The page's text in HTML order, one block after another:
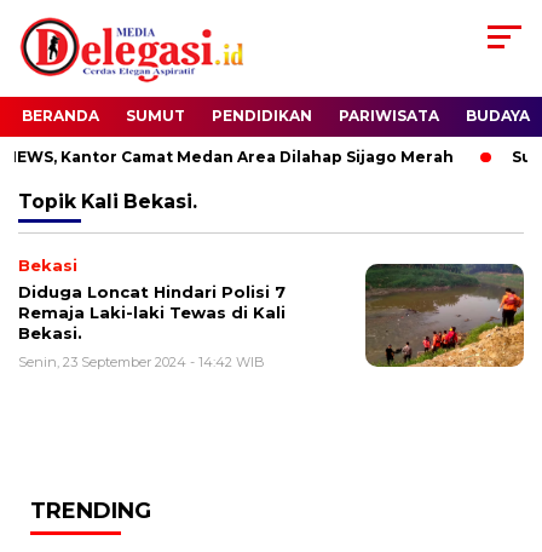
BERANDA SUMUT PENDIDIKAN PARIWISATA BUDAYA
Kantor Camat Medan Area Dilahap Sijago Merah
Topik Kali Bekasi.
Bekasi
Diduga Loncat Hindari Polisi 7
Remaja Laki-laki Tewas di Kali
Bekasi.
Senin, 23 September 2024 - 14:42 WIB
TRENDING